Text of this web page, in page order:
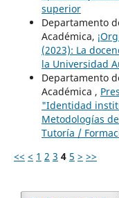
superior
Departamento
Académica,
(2023): La
la Universidad
Departamento
Académica ,
"Identidad
Metodologías
Tutoría /
<< < 1 2 3 4 5 > >>